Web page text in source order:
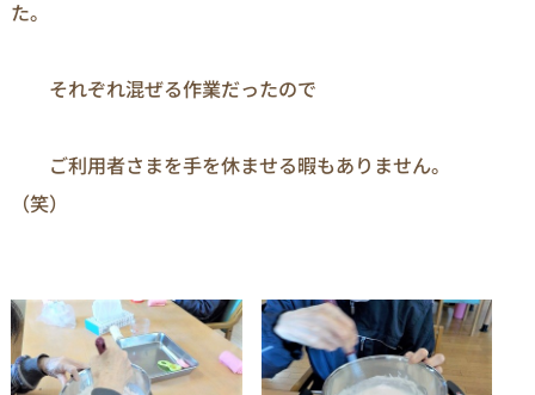
た。
それぞれ混ぜる作業だったので
ご利用者さまを手を休ませる暇もありません。